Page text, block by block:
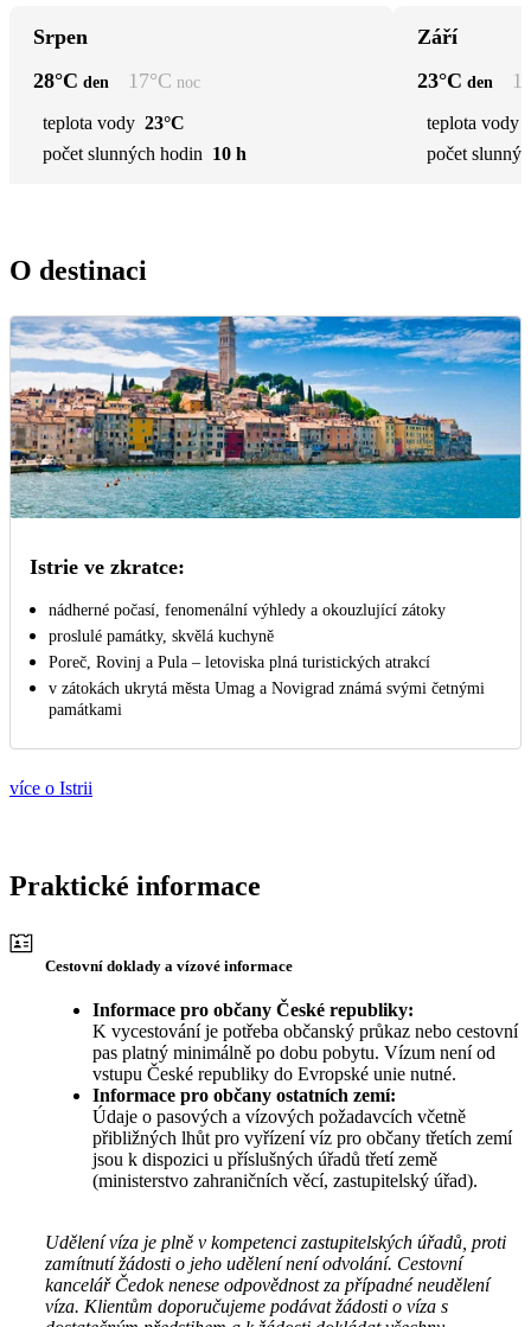
Srpen
28°C den 17°C noc
teplota vody 23°C
počet slunných hodin 10 h
Září
23°C den
teplota vody
počet
O destinaci
Istrie ve zkratce:
nádherné počasí, fenomenální výhledy a okouzlující zátoky
proslulé památky, skvělá kuchyně
Poreč, Rovinj a Pula – letoviska plná turistických atrakcí
v zátokách ukrytá města Umag a Novigrad známá svými četnými
památkami
více o Istrii
Praktické informace
Cestovní doklady a vízové informace
Informace pro občany České republiky:
K vycestování je potřeba občanský průkaz nebo cestovní
pas platný minimálně po dobu pobytu. Vízum není od
vstupu České republiky do Evropské unie nutné.
Informace pro občany ostatních zemí:
Údaje o pasových a vízových požadavcích včetně
přibližných lhůt pro vyřízení víz pro občany třetích zemí
jsou k dispozici u příslušných úřadů třetí země
(ministerstvo zahraničních věcí, zastupitelský úřad).
Udělení víza je plně v kompetenci zastupitelských úřadů, proti
zamítnutí žádosti o jeho udělení není odvolání. Cestovní
kancelář Čedok nenese odpovědnost za případné neudělení
víza. Klientům doporučujeme podávat žádosti o víza s